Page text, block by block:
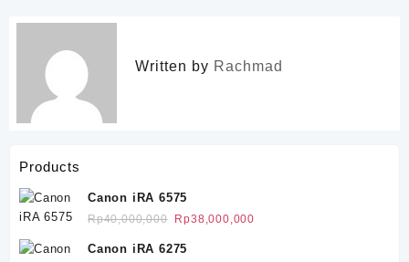
Written by Rachmad
Products
Canon iRA 6575
Rp40,000,000 Harga
adalah:
Rp38,000,000
Canon iRA 6275